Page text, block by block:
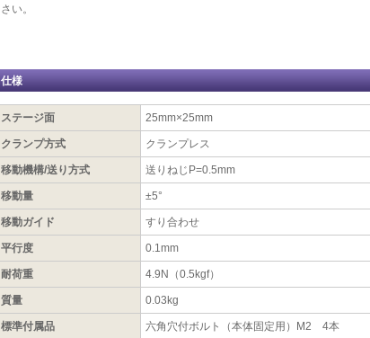
さい。
仕様
ステージ面 25mm×25mm
クランプ方式 クランプレス
移動機構/送り方式 送りねじP=0.5mm
移動量 ±5°
移動ガイド すり合わせ
平行度 0.1mm
耐荷重 4.9N（0.5kgf）
質量 0.03kg
標準付属品 六角穴付ボルト（本体固定用）M2 4本